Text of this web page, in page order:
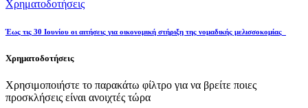
Χρηματοδοτήσεις
Έως τις 30 Ιουνίου οι αιτήσεις για οικονομική στήριξη της νομαδικής μελισσοκομίας
Χρηματοδοτήσεις
Χρησιμοποιήστε το παρακάτω φίλτρο για να βρείτε ποιες
προσκλήσεις είναι ανοιχτές τώρα